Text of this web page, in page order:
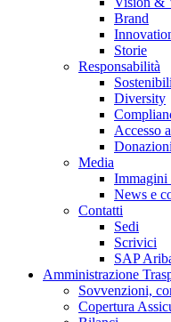
Brand
Storie
Responsabilità
Diversity
Accesso
Media
Immagini
News e
Contatti
Sedi
Scrivici
SAP
Amministrazione
Sovvenzioni,
Copertura